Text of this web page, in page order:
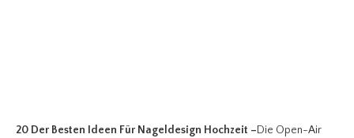
20 Der Besten Ideen Für Nageldesign Hochzeit –Die Open-Air